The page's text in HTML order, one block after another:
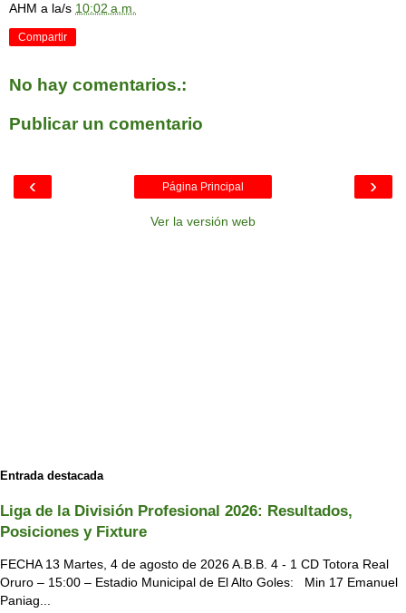
AHM a la/s 10:02 a.m.
Compartir
No hay comentarios.:
Publicar un comentario
‹ ›
Página Principal
Ver la versión web
Entrada destacada
Liga de la División Profesional 2026: Resultados,
Posiciones y Fixture
FECHA 13 Martes, 4 de agosto de 2026 A.B.B. 4 - 1 CD Totora Real
Oruro – 15:00 – Estadio Municipal de El Alto Goles: Min 17 Emanuel
Paniag...